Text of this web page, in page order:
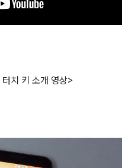
치 키 소개 영상>